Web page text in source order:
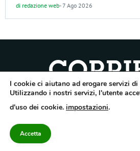
di redazione web-7 Ago 2026
Quotidiano dell’Irpinia, a diffusione regionale.
Direttore responsabile Gianni Festa – Corriere srl
Categorie
I cookie ci aiutano ad erogare servizi
Utilizzando i nostri servizi, l'utente
d'uso dei cookie. impostazioni.
Accetta